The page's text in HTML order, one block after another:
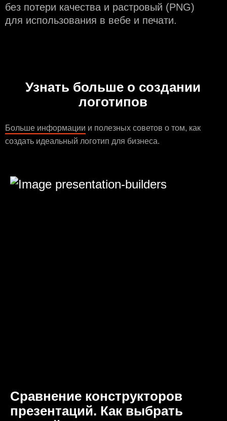
без потери качества и растровый (PNG)
для использования в вебе и печати.
Узнать больше о создании
логотипов
Больше информации и полезных советов о том, как
создать идеальный логотип для бизнеса.
Сравнение конструкторов
презентаций. Как выбрать